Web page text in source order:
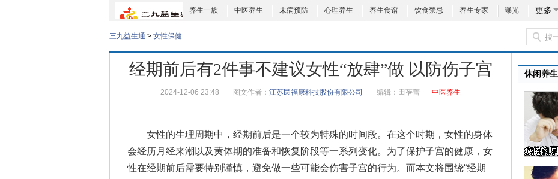
养生一族 中医养生 未病预防 心理养生 养生食谱 饮食禁忌 养生专家 曝光 更多
三九益生通 > 女性保健
经期前后有2件事不建议女性“放肆”做 以防伤子宫
2024-12-06 23:48 图文作者： 江苏民福康科技股份有限公司 编辑： 田蓓蕾 中医养生
女性的生理周期中，经期前后是一个较为特殊的时间段。在这个时期，女性的身体
会经历月经来潮以及黄体期的准备和恢复阶段等一系列变化。为了保护子宫的健康，女
性在经期前后需要特别谨慎，避免做一些可能会伤害子宫的行为。而本文将围绕“经期
休闲养生